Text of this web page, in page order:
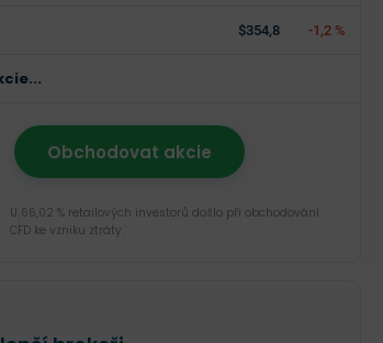
$354,8 -1,2 %
Obchodovat akcie
U 66,02 % retailových investorů došlo při obchodování
CFD ke vzniku ztráty.